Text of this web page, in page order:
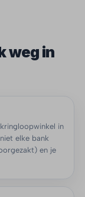
weg in
in
elke bank
en je